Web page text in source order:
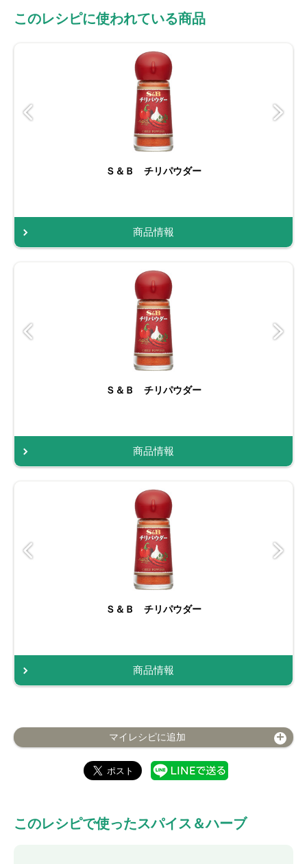
このレシピに使われている商品
Ｓ＆Ｂ チリパウダー
商品情報
Ｓ＆Ｂ チリパウダー
商品情報
Ｓ＆Ｂ チリパウダー
商品情報
マイレシピに追加
このレシピで使ったスパイス＆ハーブ